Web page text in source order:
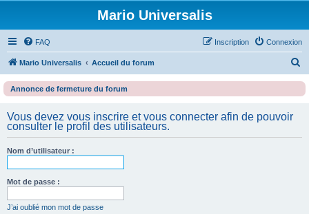
Mario Universalis
FAQ Connexion
Inscription
Mario Universalis Accueil du forum
c
Annonce de fermeture du forum
Vous devez vous inscrire et vous connecter afin de pouvoir
consulter le profil des utilisateurs.
Nom d’utilisateur :
Mot de passe :
J’ai oublié mon mot de passe